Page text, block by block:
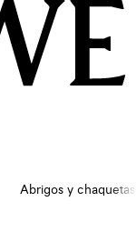
Abrigos y chaquetas